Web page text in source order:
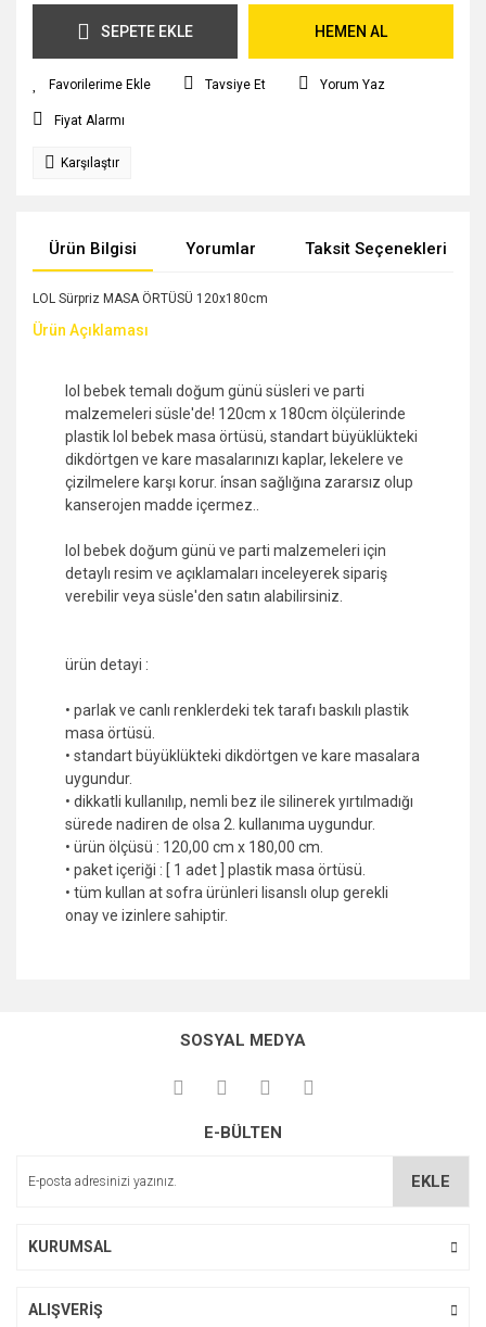
SEPETE EKLE HEMEN AL
Tavsiye Et Yorum Yaz
Fiyat Alarmı
Karşılaştır
Ürün Bilgisi Yorumlar Taksit Seçenekleri
LOL Sürpriz MASA ÖRTÜSÜ 120x180cm
Ürün Açıklaması
lol bebek temalı doğum günü süsleri ve parti
malzemeleri süsle'de! 120cm x 180cm ölçülerinde
plastik lol bebek masa örtüsü, standart büyüklükteki
dikdörtgen ve kare masalarınızı kaplar, lekelere ve
çizilmelere karşı korur. i̇nsan sağlığına zararsız olup
kanserojen madde içermez..
lol bebek doğum günü ve parti malzemeleri için
detaylı resim ve açıklamaları inceleyerek sipariş
verebilir veya süsle'den satın alabilirsiniz.
ürün detayi :
• parlak ve canlı renklerdeki tek tarafı baskılı plastik
masa örtüsü.
• standart büyüklükteki dikdörtgen ve kare masalara
uygundur.
• dikkatli kullanılıp, nemli bez ile silinerek yırtılmadığı
sürede nadiren de olsa 2. kullanıma uygundur.
• ürün ölçüsü : 120,00 cm x 180,00 cm.
• paket içeriği : [ 1 adet ] plastik masa örtüsü.
• tüm kullan at sofra ürünleri lisanslı olup gerekli
onay ve izinlere sahiptir.
kullanarak tarafımıza iletebilirsiniz.
Görüş ve önerileriniz için teşekkür ederiz.
Ürün açıklamasında eksik bilgiler bulunuyor.
SOSYAL MEDYA
E-BÜLTEN
EKLE
KURUMSAL
ALIŞVERİŞ